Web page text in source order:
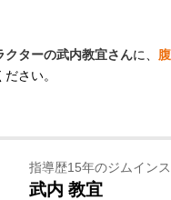
クターの武内教宜さんに、
さい。
指導歴15年のジムイン
武内 教宜